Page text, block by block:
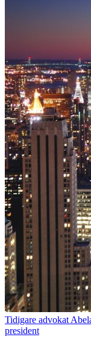
Tidigare advokat
president